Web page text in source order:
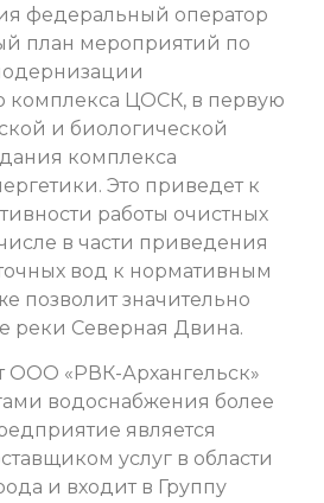
федеральный оператор
план мероприятий по
комплекса ЦОСК, в первую
и биологической
комплекса
Это приведет к
работы очистных
в части приведения
вод к нормативным
позволит значительно
реки Северная Двина.
ООО «РВК-Архангельск»
водоснабжения более
является
услуг в области
и входит в Группу